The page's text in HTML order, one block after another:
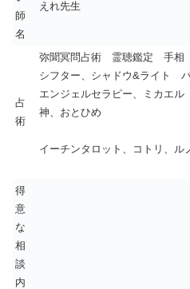
師
名
えれ先生
占
術
弥聞冥問占術 霊聴鑑定 手相
シフター、シャドウ&ライト
エンジェルセラピー、ミカエ
神、おとひめ
イーチンタロット、コトリ、ル
得
意
な
相
談
内